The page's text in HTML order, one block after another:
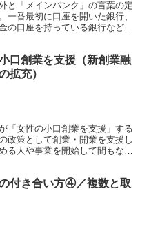
と「メインバンク」の言葉の定
一番最初に口座を開いた銀行、
の口座を持っている銀行など
口創業を支援（新創業融
拡充）
「女性の小口創業を支援」する
政策として創業・開業を支援し
る人や事業を開始して間もない
付き合い方④／複数と取